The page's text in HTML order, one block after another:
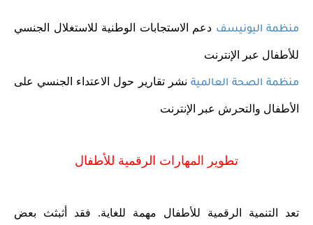
منظمة اليونيسف دعم الاستجابات الوطنية للاستغلال الجنسي
للأطفال عبر الإنترنت
منظمة الصحة العالمية نشر تقارير حول الاعتداء الجنسي على
الأطفال والتحرش عبر الإنترنت
تطوير المهارات الرقمية للأطفال
تعد التنمية الرقمية للأطفال مهمة للغاية. فقد أثبثث بعض